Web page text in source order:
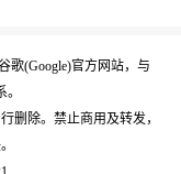
歌(Google)官方网站，与
删除。禁止商用及转发，